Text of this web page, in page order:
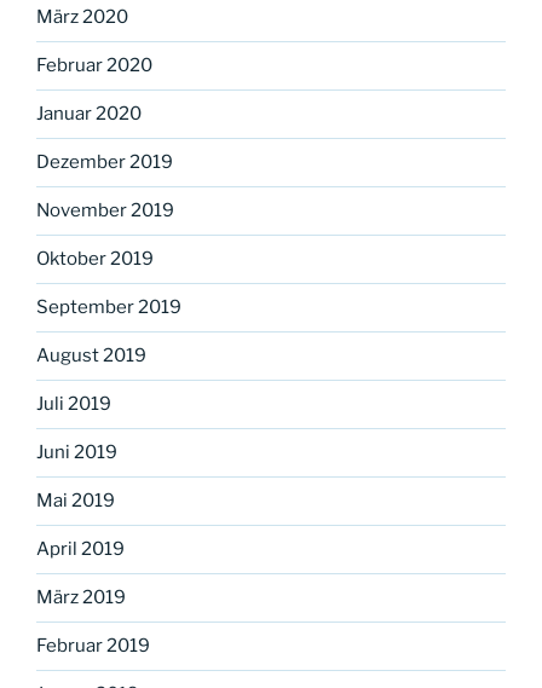
März 2020
Februar 2020
Januar 2020
Dezember 2019
November 2019
Oktober 2019
September 2019
August 2019
Juli 2019
Juni 2019
Mai 2019
April 2019
März 2019
Februar 2019